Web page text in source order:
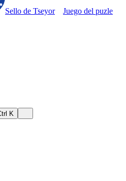
Sello de Tseyor
Juego del puzle
K